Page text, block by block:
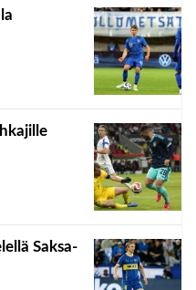
Saksa-